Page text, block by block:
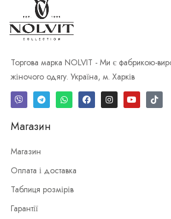
Торгова марка NOLVIT - Ми є фабрикою-
жіночого одягу. Україна, м. Харків
Магазин
Магазин
Оплата і доставка
Таблиця розмірів
Гарантії